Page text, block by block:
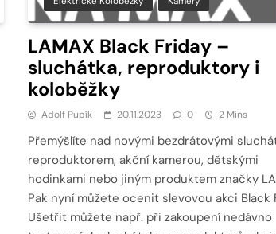
LAMAX Black Friday –
sluchátka, reproduktory i
koloběžky
Adolf Pupík 20.11.2023 0 2 Mins
Přemýšlíte nad novými bezdrátovými
reproduktorem, akční kamerou, dětskými
hodinkami nebo jiným produktem značky
Pak nyní můžete ocenit slevovou akci Black
Ušetřit můžete např. při zakoupení nedávno